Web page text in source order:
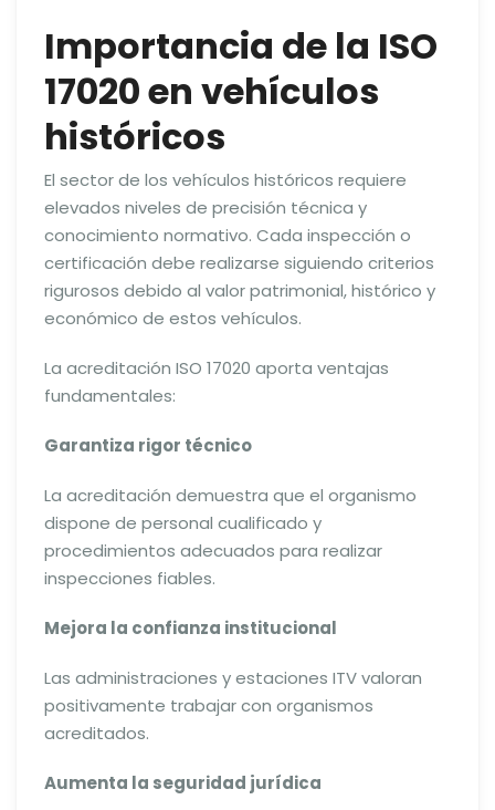
Importancia de la ISO
17020 en vehículos
históricos
El sector de los vehículos históricos requiere
elevados niveles de precisión técnica y
conocimiento normativo. Cada inspección o
certificación debe realizarse siguiendo criterios
rigurosos debido al valor patrimonial, histórico y
económico de estos vehículos.
La acreditación ISO 17020 aporta ventajas
fundamentales:
Garantiza rigor técnico
La acreditación demuestra que el organismo
dispone de personal cualificado y
procedimientos adecuados para realizar
inspecciones fiables.
Mejora la confianza institucional
Las administraciones y estaciones ITV valoran
positivamente trabajar con organismos
acreditados.
Aumenta la seguridad jurídica